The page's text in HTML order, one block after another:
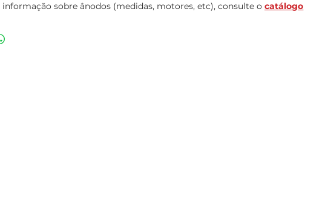
informação sobre ânodos (medidas, motores, etc), consulte ocatálogo